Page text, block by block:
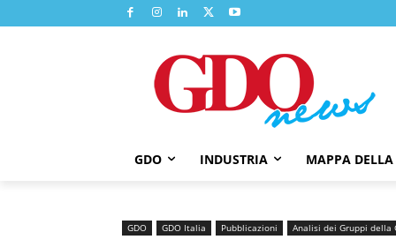
GDO INDUSTRIA MAPPA DELLA
GDO GDO Italia Pubblicazioni Analisi dei Gruppi della